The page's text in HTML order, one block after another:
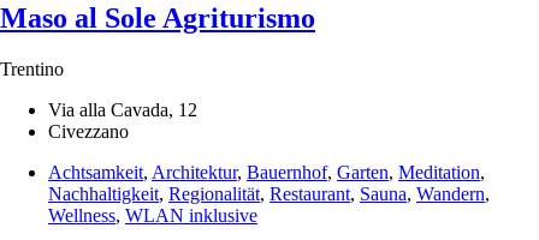
Maso al Sole Agriturismo
Trentino
Via alla Cavada, 12
Civezzano
Achtsamkeit, Architektur, Bauernhof, Garten, Meditation,
Nachhaltigkeit, Regionalität, Restaurant, Sauna, Wandern,
Wellness, WLAN inklusive